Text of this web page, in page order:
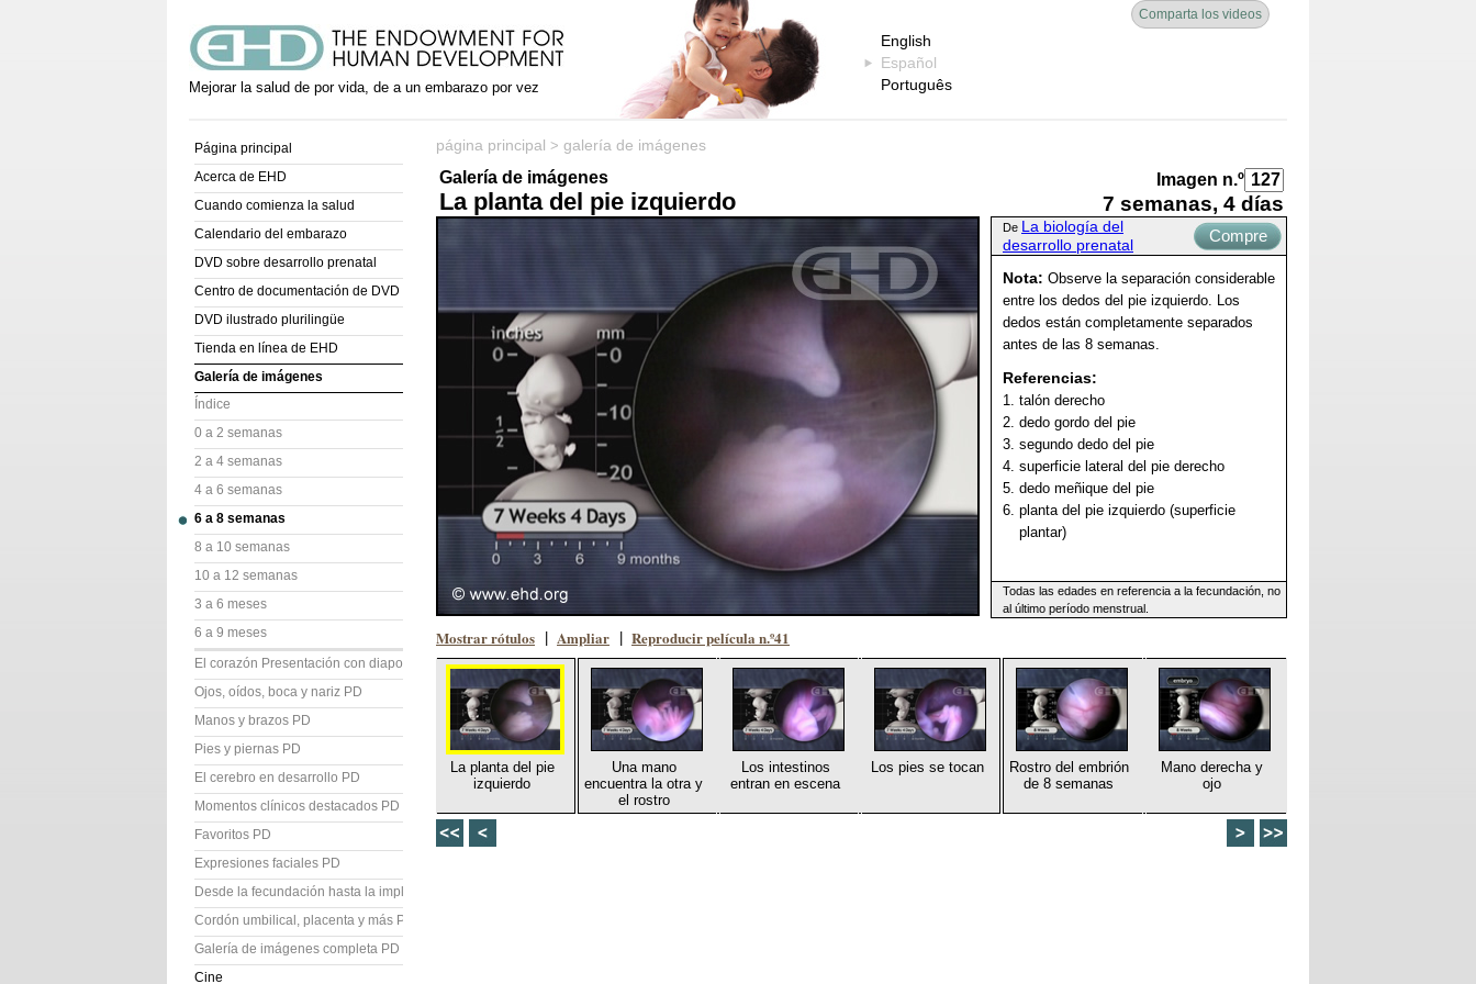
Mejorar la salud de por vida, de a un embarazo por vez
English
Español
Português
Comparta los videos
Página principal
Acerca de EHD
Cuando comienza la salud
Calendario del embarazo
DVD sobre desarrollo prenatal
Centro de documentación de DVD
DVD ilustrado plurilingüe
Tienda en línea de EHD
Galería de imágenes
Índice
0 a 2 semanas
2 a 4 semanas
4 a 6 semanas
6 a 8 semanas
8 a 10 semanas
10 a 12 semanas
3 a 6 meses
6 a 9 meses
El corazón Presentación con diapositivas (PD)
Ojos, oídos, boca y nariz PD
Manos y brazos PD
Pies y piernas PD
El cerebro en desarrollo PD
Momentos clínicos destacados PD
Favoritos PD
Expresiones faciales PD
Desde la fecundación hasta la implantación PD
Cordón umbilical, placenta y más PD
Galería de imágenes completa PD
Cine
página principal > galería de imágenes
Galería de imágenes
La planta del pie izquierdo
Imagen n.º
7 semanas, 4 días
Compre
De La biología del
desarrollo prenatal
Nota: Observe la separación considerable
entre los dedos del pie izquierdo. Los
dedos están completamente separados
antes de las 8 semanas.
Referencias:
1. talón derecho
2. dedo gordo del pie
3. segundo dedo del pie
4. superficie lateral del pie derecho
5. dedo meñique del pie
6. planta del pie izquierdo (superficie
plantar)
Todas las edades en referencia a la fecundación, no
al último período menstrual.
Mostrar rótulos Ampliar Reproducir película n.º41
La planta del pie
izquierdo
Una mano
encuentra la otra y
el rostro
Los intestinos
entran en escena
Los pies se tocan
Rostro del embrión
de 8 semanas
Mano derecha y
ojo